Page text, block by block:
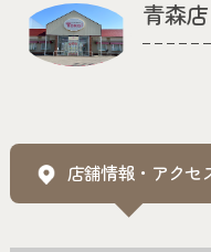
青森店
店舗情報・アクセ